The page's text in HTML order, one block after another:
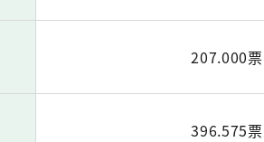
207.000票
396.575票